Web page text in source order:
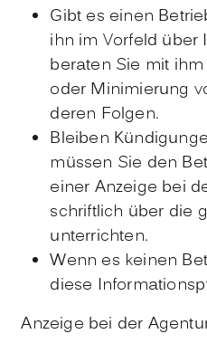
Gibt es einen
ihn im Vorfeld über
beraten Sie mit
oder Minimierung
deren Folgen.
Bleiben
müssen Sie den
einer Anzeige bei
schriftlich über die
unterrichten.
Wenn es keinen
diese
Anzeige bei der